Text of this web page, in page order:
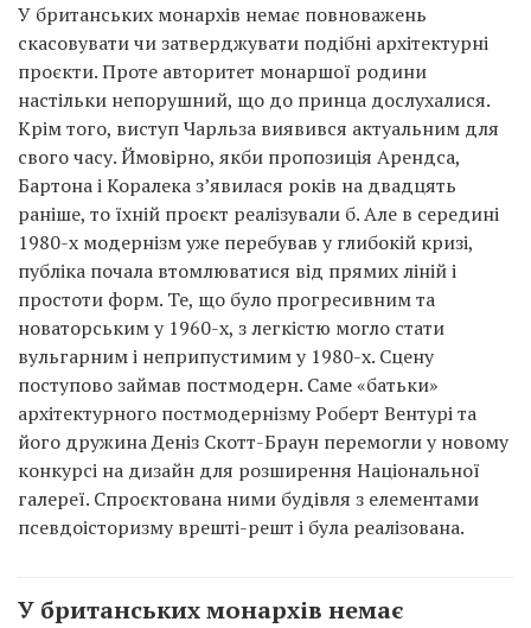
У британських монархів немає повноважень
скасовувати чи затверджувати подібні архітектурні
проєкти. Проте авторитет монаршої родини
настільки непорушний, що до принца дослухалися.
Крім того, виступ Чарльза виявився актуальним для
свого часу. Ймовірно, якби пропозиція Арендса,
Бартона і Коралека з’явилася років на двадцять
раніше, то їхній проєкт реалізували б. Але в середині
1980-х модернізм уже перебував у глибокій кризі,
публіка почала втомлюватися від прямих ліній і
простоти форм. Те, що було прогресивним та
новаторським у 1960-х, з легкістю могло стати
вульгарним і неприпустимим у 1980-х. Сцену
поступово займав постмодерн. Саме «батьки»
архітектурного постмодернізму Роберт Вентурі та
його дружина Деніз Скотт-Браун перемогли у новому
конкурсі на дизайн для розширення Національної
галереї. Спроєктована ними будівля з елементами
псевдоісторизму врешті-решт і була реалізована.
У британських монархів немає